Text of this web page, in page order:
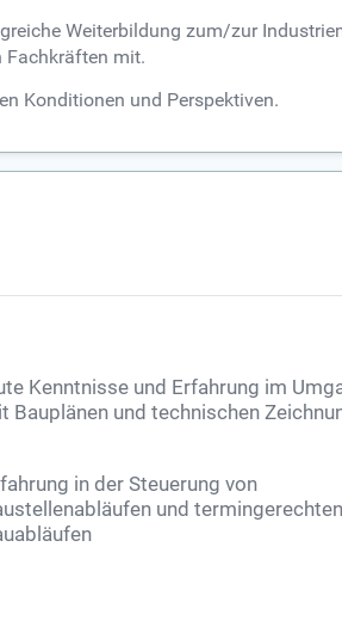
Weiterbildung zum/zur
Fachkräften mit.
Konditionen und Perspektiven.
Kenntnisse und Erfahrung im
Bauplänen und technischen
in der Steuerung von
und termingerechten